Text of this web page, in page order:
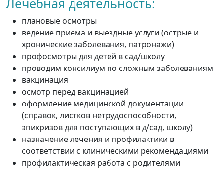
Лечебная деятельность:
плановые осмотры
ведение приема и выездные услуги (острые и
хронические заболевания, патронажи)
профосмотры для детей в сад/школу
проводим консилиум по сложным заболеваниям
вакцинация
осмотр перед вакцинацией
оформление медицинской документации
(справок, листков нетрудоспособности,
эпикризов для поступающих в д/сад, школу)
назначение лечения и профилактики в
соответствии с клиническими рекомендациями
профилактическая работа с родителями